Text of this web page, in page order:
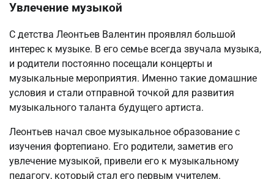
Увлечение музыкой
С детства Леонтьев Валентин проявлял большой
интерес к музыке. В его семье всегда звучала музыка,
и родители постоянно посещали концерты и
музыкальные мероприятия. Именно такие домашние
условия и стали отправной точкой для развития
музыкального таланта будущего артиста.
Леонтьев начал свое музыкальное образование с
изучения фортепиано. Его родители, заметив его
увлечение музыкой, привели его к музыкальному
педагогу, который стал его первым учителем.